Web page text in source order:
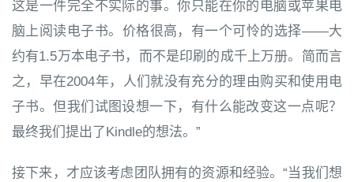
这是一件完全不实际的事。你只能在你的电脑或苹果电
脑上阅读电子书。价格很高，有一个可怜的选择——大
约有1.5万本电子书，而不是印刷的成千上万册。简而言
之，早在2004年，人们就没有充分的理由购买和使用电
子书。但我们试图设想一下，有什么能改变这一点呢？
最终我们提出了Kindle的想法。”
接下来，才应该考虑团队拥有的资源和经验。“当我们想